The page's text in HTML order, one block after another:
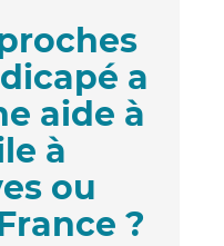
a
aide à
à
ou
?